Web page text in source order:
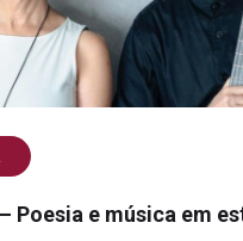
Poesia e música em